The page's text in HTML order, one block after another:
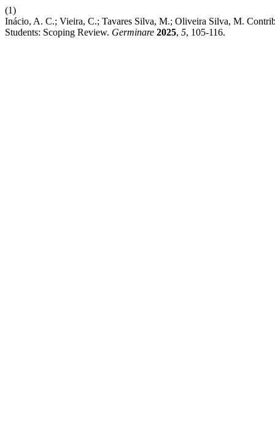
(1)
Inácio, A. C.; Vieira, C.; Tavares Silva, M.; Oliveira Silva, M.
Students: Scoping Review. Germinare 2025, 5, 105-116.